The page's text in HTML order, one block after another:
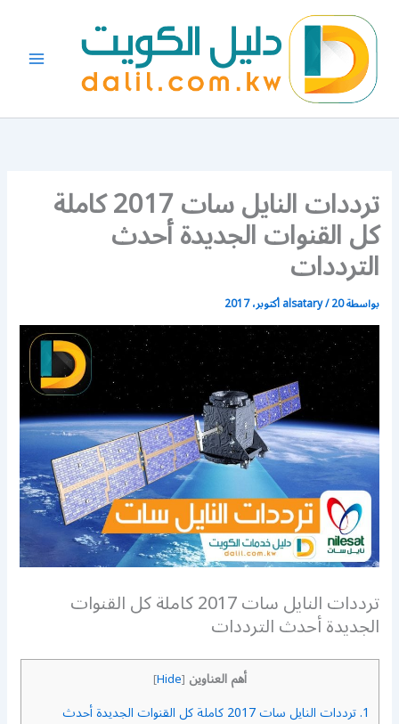
المحتوى
ترددات النايل سات 2017 كاملة
كل القنوات الجديدة أحدث
الترددات
بواسطة alsatary/20 أكتوبر، 2017
ترددات النايل سات 2017 كاملة كل القنوات
الجديدة أحدث الترددات
أهم العناوين [
Hide
]
1.
ترددات النايل سات 2017 كاملة كل القنوات الجديدة أحدث